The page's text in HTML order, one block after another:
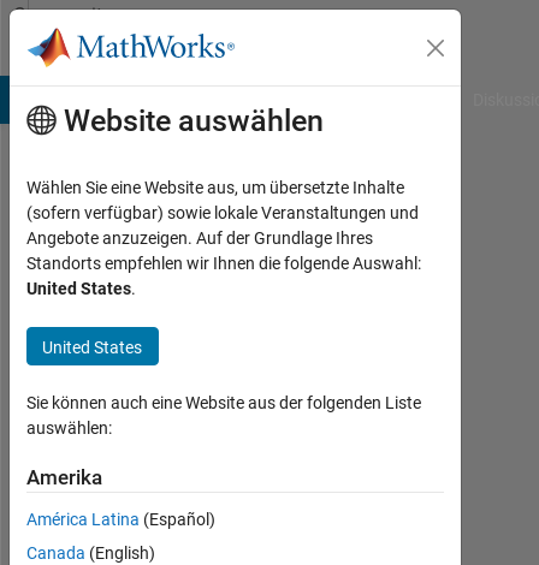
Weiter zum Inhalt
Community
Profile
Rafi
Ahmed
Last
etwa
2
Jahre
Aktiv
seit
2018
Website auswählen
Wählen Sie eine Website aus, um übersetzte Inhalte
(sofern verfügbar) sowie lokale Veranstaltungen und
Angebote anzuzeigen. Auf der Grundlage Ihres
Standorts empfehlen wir Ihnen die folgende Auswahl:
United States.
United States
Sie können auch eine Website aus der folgenden Liste
auswählen:
Amerika
América Latina (Español)
Canada (English)